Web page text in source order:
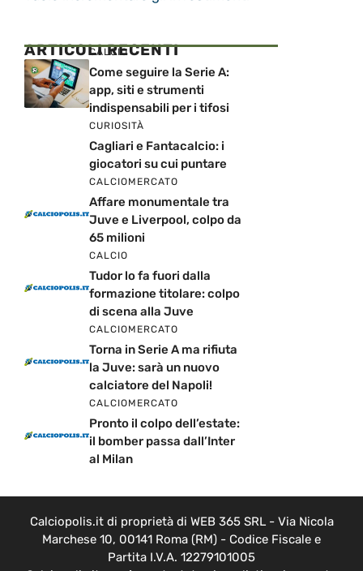
ARTICOLI RECENTI
CALCIO
Come seguire la Serie A:
app, siti e strumenti
indispensabili per i tifosi
CURIOSITÀ
Cagliari e Fantacalcio: i
giocatori su cui puntare
CALCIOMERCATO
Affare monumentale tra
Juve e Liverpool, colpo da
65 milioni
CALCIO
Tudor lo fa fuori dalla
formazione titolare: colpo
di scena alla Juve
CALCIOMERCATO
Torna in Serie A ma rifiuta
la Juve: sarà un nuovo
calciatore del Napoli!
CALCIOMERCATO
Pronto il colpo dell’estate:
il bomber passa dall’Inter
al Milan
Calciopolis.it di proprietà di WEB 365 SRL - Via Nicola
Marchese 10, 00141 Roma (RM) - Codice Fiscale e
Partita I.V.A. 12279101005